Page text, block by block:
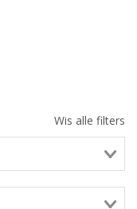
Wis alle filters